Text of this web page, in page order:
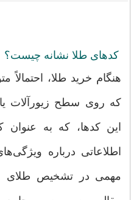
کدهای طلا نشانه چیست؟
هنگام خرید طلا،
که روی سطح زیورآلات
این کدها، که به عنوان
اطلاعاتی درباره
مهمی در تشخیص طلای